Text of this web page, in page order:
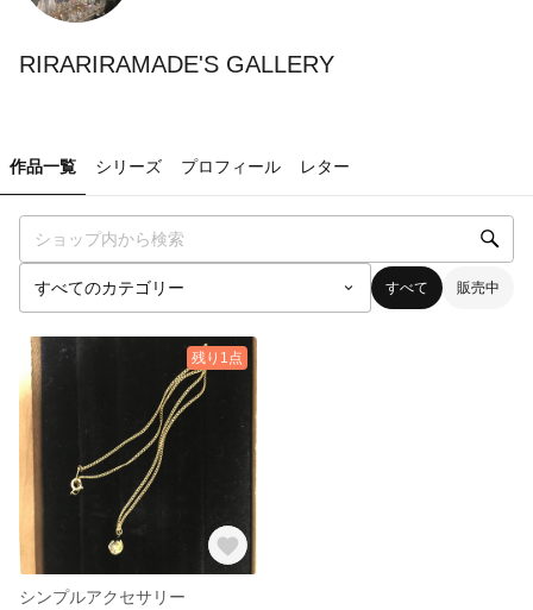
RIRARIRAMADE'S GALLERY
作品一覧 シリーズ プロフィール レター
すべて 販売中
残り1点
シンプルアクセサリー